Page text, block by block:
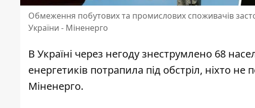
Обмеження побутових та промислових споживачів
України - Міненерго
В Україні через негоду знеструмлено 68
енергетиків потрапила під обстріл, ніхто
Міненерго.